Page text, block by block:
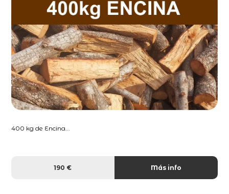
400 kg de Encina...
190 € Más info